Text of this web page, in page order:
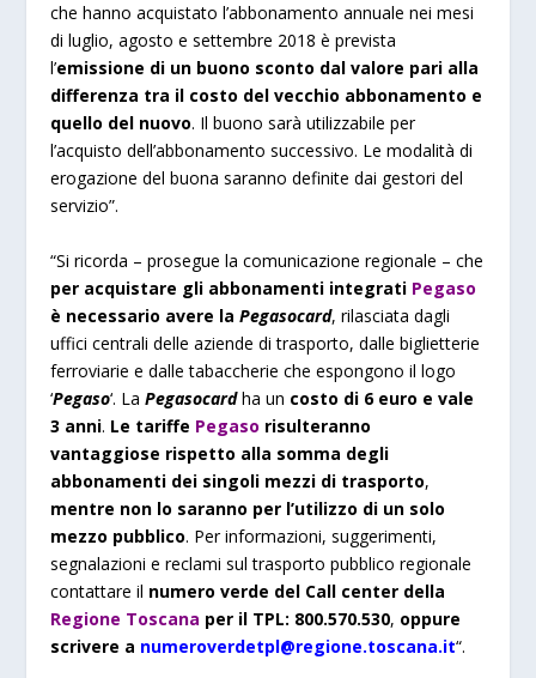
che hanno acquistato l’abbonamento annuale nei mesi
di luglio, agosto e settembre 2018 è prevista
l’emissione di un buono sconto dal valore pari alla
differenza tra il costo del vecchio abbonamento e
quello del nuovo. Il buono sarà utilizzabile per
l’acquisto dell’abbonamento successivo. Le modalità di
erogazione del buona saranno definite dai gestori del
servizio”.
“Si ricorda – prosegue la comunicazione regionale – che
per acquistare gli abbonamenti integrati Pegaso
è necessario avere laPegasocard, rilasciata dagli
uffici centrali delle aziende di trasporto, dalle biglietterie
ferroviarie e dalle tabaccherie che espongono il logo
‘Pegaso‘. LaPegasocard ha un costo di 6 euro e vale
3 anni. Le tariffe Pegaso risulteranno
vantaggiose rispetto alla somma degli
abbonamenti dei singoli mezzi di trasporto,
mentre non lo saranno per l’utilizzo di un solo
mezzo pubblico. Per informazioni, suggerimenti,
segnalazioni e reclami sul trasporto pubblico regionale
contattare il numero verde del Call center della
Regione Toscana per il TPL: 800.570.530, oppure
scrivere a numeroverdetpl@regione.toscana.it“.